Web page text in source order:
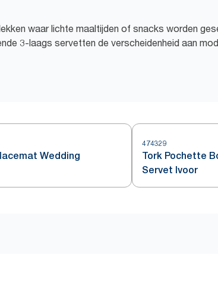
waar lichte maaltijden of snacks worden
3-laags servetten de verscheidenheid aan
Wedding
474329
Tork Pochette
Servet Ivoor